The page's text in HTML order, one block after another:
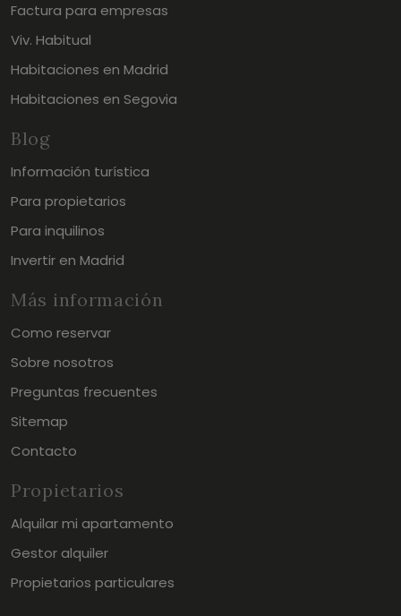
Factura para empresas
Viv. Habitual
Habitaciones en Madrid
Habitaciones en Segovia
Blog
Información turística
Para propietarios
Para inquilinos
Invertir en Madrid
Más información
Como reservar
Sobre nosotros
Preguntas frecuentes
Sitemap
Contacto
Propietarios
Alquilar mi apartamento
Gestor alquiler
Propietarios particulares